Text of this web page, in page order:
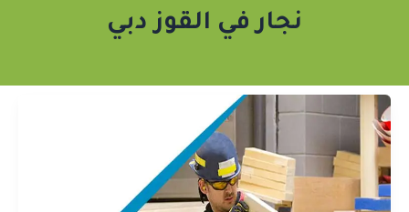
نجار في القوز دبي